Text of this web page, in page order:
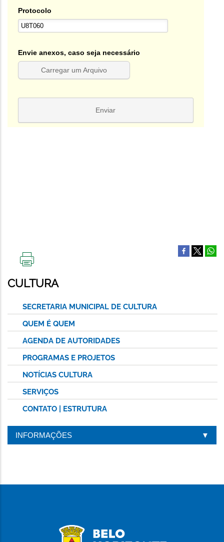
ESTA
PÁGINA
CULTURA
SECRETARIA MUNICIPAL DE CULTURA
QUEM É QUEM
AGENDA DE AUTORIDADES
PROGRAMAS E PROJETOS
NOTÍCIAS CULTURA
SERVIÇOS
CONTATO | ESTRUTURA
INFORMAÇÕES